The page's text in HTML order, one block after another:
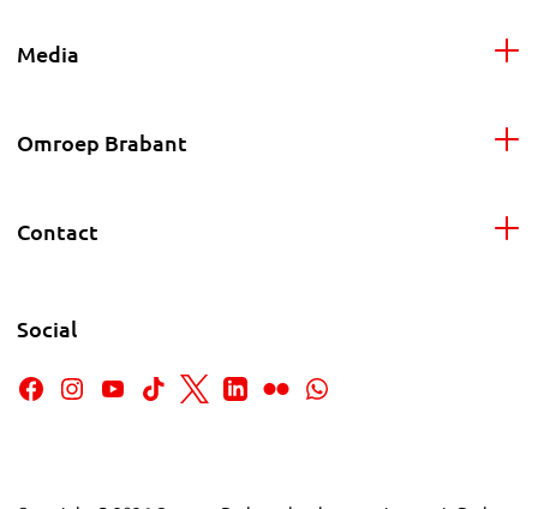
Media
Omroep Brabant
Contact
Social